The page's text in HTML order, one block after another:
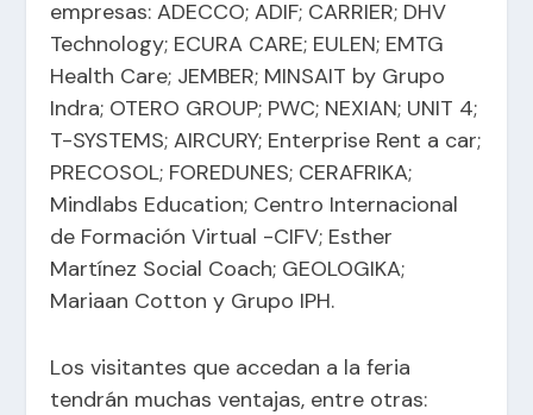
empresas: ADECCO; ADIF; CARRIER; DHV
Technology; ECURA CARE; EULEN; EMTG
Health Care; JEMBER; MINSAIT by Grupo
Indra; OTERO GROUP; PWC; NEXIAN; UNIT 4;
T-SYSTEMS; AIRCURY; Enterprise Rent a car;
PRECOSOL; FOREDUNES; CERAFRIKA;
Mindlabs Education; Centro Internacional
de Formación Virtual -CIFV; Esther
Martínez Social Coach; GEOLOGIKA;
Mariaan Cotton y Grupo IPH.
Los visitantes que accedan a la feria
tendrán muchas ventajas, entre otras: